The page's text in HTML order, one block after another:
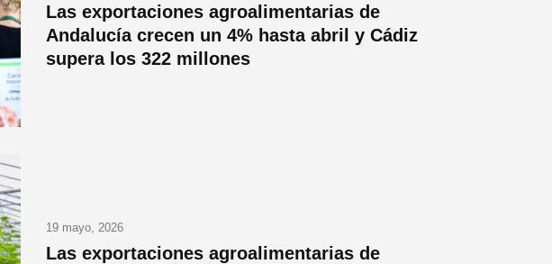
Las exportaciones agroalimentarias de
Andalucía crecen un 4% hasta abril y Cádiz
supera los 322 millones
19 mayo, 2026
Las exportaciones agroalimentarias de